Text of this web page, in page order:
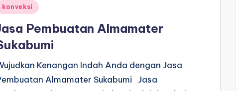
konveksi
Pembuatan Almamater
Kenangan Indah Anda dengan Jasa
Almamater Sukabumi Jasa